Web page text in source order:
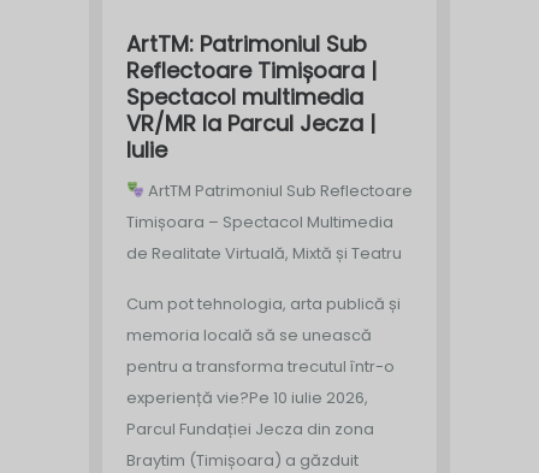
ArtTM: Patrimoniul Sub
Reflectoare Timișoara |
Spectacol multimedia
VR/MR la Parcul Jecza |
Iulie
ArtTM Patrimoniul Sub Reflectoare
Timișoara – Spectacol Multimedia
de Realitate Virtuală, Mixtă și Teatru
Cum pot tehnologia, arta publică și
memoria locală să se unească
pentru a transforma trecutul într-o
experiență vie?Pe 10 iulie 2026,
Parcul Fundației Jecza din zona
Braytim (Timișoara) a găzduit